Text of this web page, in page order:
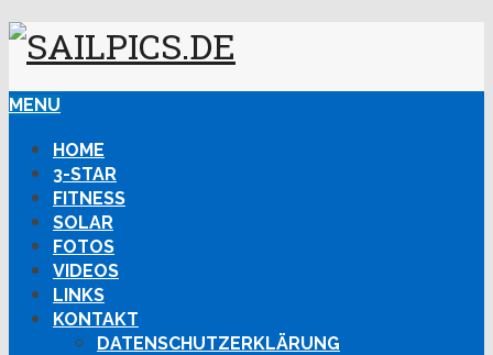
MENU
HOME
3-STAR
FITNESS
SOLAR
FOTOS
VIDEOS
LINKS
KONTAKT
DATENSCHUTZERKLÄRUNG